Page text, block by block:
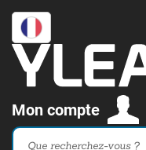
Mon compte